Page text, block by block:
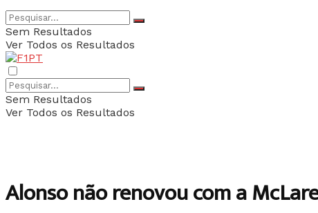
Sem Resultados
Ver Todos os Resultados
Sem Resultados
Ver Todos os Resultados
Alonso não renovou com a